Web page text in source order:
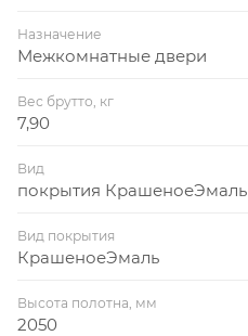
Назначение
Межкомнатные двери
Вес брутто, кг
7,90
Вид
покрытия КрашеноеЭмаль
Вид покрытия
КрашеноеЭмаль
Высота полотна, мм
2050